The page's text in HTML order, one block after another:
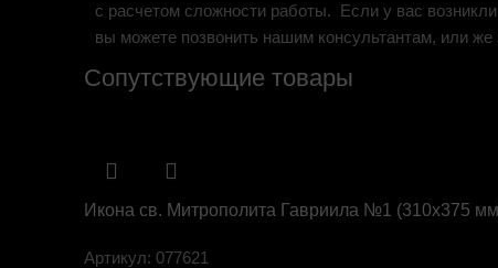
с расчетом сложности работы. Если у вас
вы можете позвонить нашим консультантам, или же
Сопутствующие товары
Икона св. Митрополита Гавриила №1 (310х375
Артикул: 077621